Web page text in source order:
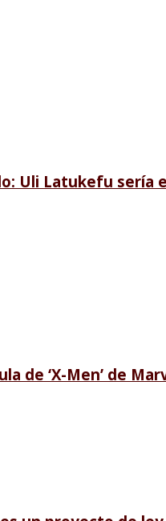
Uli Latukefu sería
de ‘X-Men’ de